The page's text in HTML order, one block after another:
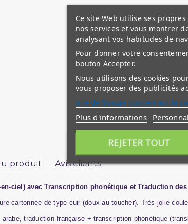
produit Avis clients
ciel) avec Transcription phonétique et Traduction
cartonnée de type cuir (doux au toucher). Très jolie
arabe, traduction française + transcription phonétique
Ce site Web utilise ses
nos services et vous montrer
analysant vos habitudes de
Pour donner votre
bouton Accepter.
Nous utilisons des cookies
vous proposer des publicités
site de Google concernant la
Plus d'informations
REJETER TOUT